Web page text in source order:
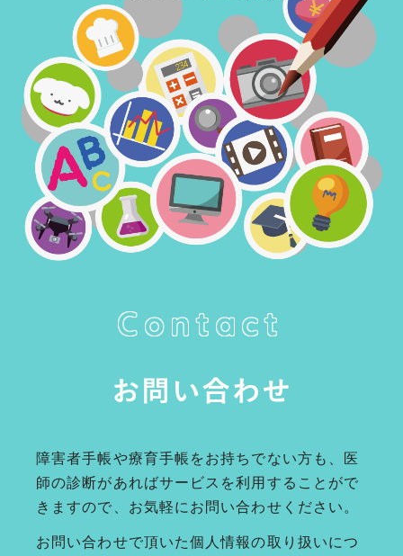
Contact
お問い合わせ
障害者手帳や療育手帳をお持ちでない方も、医
師の診断があればサービスを利用することがで
きますので、お気軽にお問い合わせください。
お問い合わせで頂いた個人情報の取り扱いにつ